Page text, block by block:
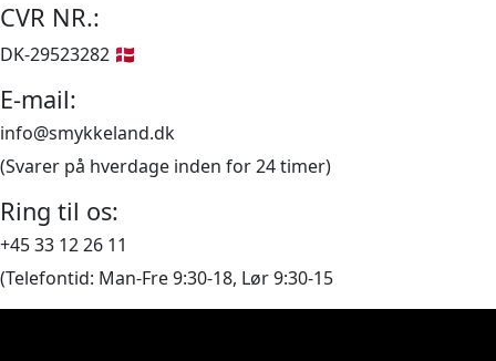
CVR NR.:
DK-29523282 🇩🇰
E-mail:
info@smykkeland.dk
(Svarer på hverdage inden for 24 timer)
Ring til os:
+45 33 12 26 11
(Telefontid: Man-Fre 9:30-18, Lør 9:30-15